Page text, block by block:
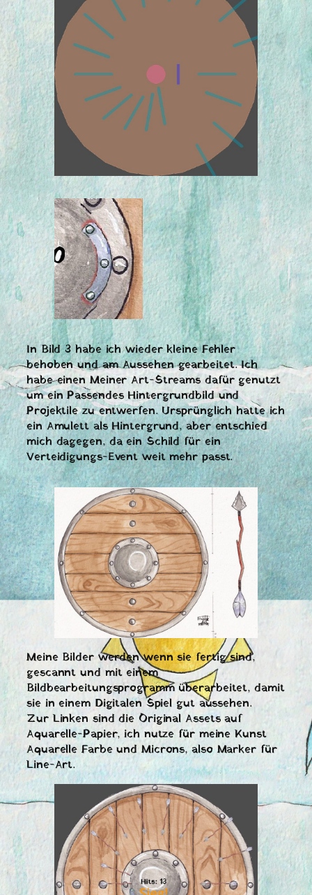
In Bild 3 habe ich wieder kleine Fehler
behoben und am Aussehen gearbeitet. Ich
habe einen Meiner Art-Streams dafür genutzt
um ein Passendes Hintergrundbild und
Projektile zu entwerfen. Ursprünglich hatte ich
ein Amulett als Hintergrund, aber entschied
mich dagegen, da ein Schild für ein
Verteidigungs-Event weit mehr passt.
Meine Bilder werden wenn sie fertig sind,
gescannt und mit einem
Bildbearbeitungsprogramm überarbeitet, damit
sie in einem Digitalen Spiel gut aussehen.
Zur Linken sind die Original Assets auf
Aquarelle-Papier, ich nutze für meine Kunst
Aquarelle Farbe und Microns, also Marker für
Line-Art.